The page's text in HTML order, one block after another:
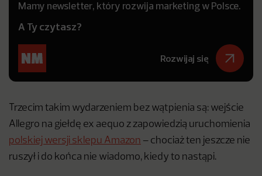
Mamy newsletter, który rozwija marketing w Polsce.
A Ty czytasz?
Rozwijaj się
Trzecim takim wydarzeniem bez wątpienia są: wejście
Allegro na giełdę ex aequo z zapowiedzią uruchomienia
polskiej wersji sklepu Amazon – chociaż ten jeszcze nie
ruszył i do końca nie wiadomo, kiedy to nastąpi.